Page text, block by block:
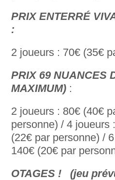
PRIX ENTERRÉ
:
2 joueurs : 70€ (35€
PRIX 69 NUANCES
MAXIMUM) :
2 joueurs : 80€ (40€
personne) / 4 joueurs
(22€ par personne) /
140€ (20€ par
OTAGES !
(jeu